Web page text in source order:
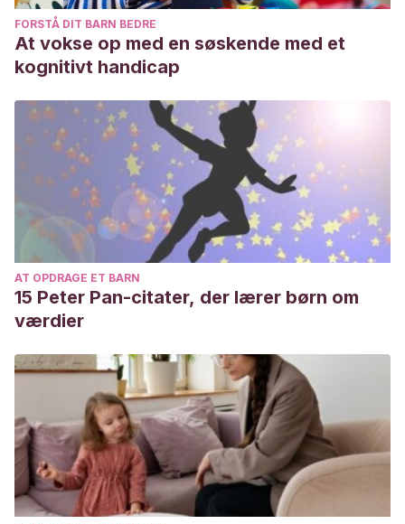
FORSTÅ DIT BARN BEDRE
At vokse op med en søskende med et
kognitivt handicap
AT OPDRAGE ET BARN
15 Peter Pan-citater, der lærer børn om
værdier